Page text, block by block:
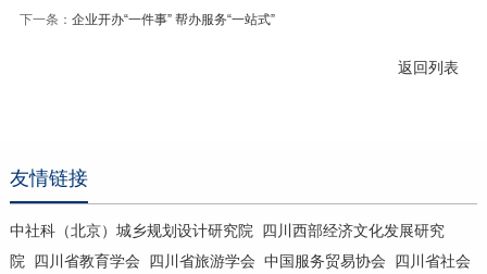
下一条： 企业开办“一件事” 帮办服务“一站式”
返回列表
友情链接
中社科（北京）城乡规划设计研究院
四川西部经济文化发展研究
院
四川省教育学会 四川省旅游学会 中国服务贸易协会
四川省社会